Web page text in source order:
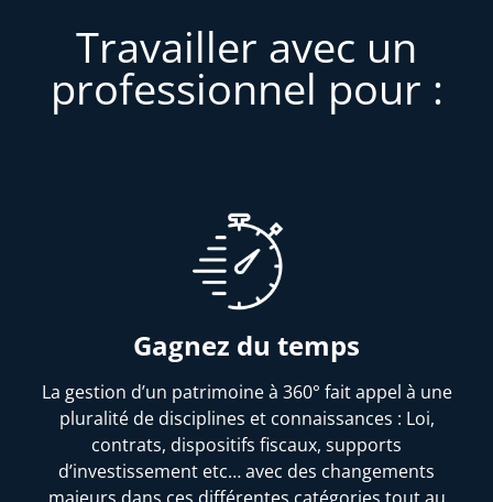
Travailler avec un
professionnel pour :
Gagnez du temps
La gestion d’un patrimoine à 360° fait appel à une
pluralité de disciplines et connaissances : Loi,
contrats, dispositifs fiscaux, supports
d’investissement etc… avec des changements